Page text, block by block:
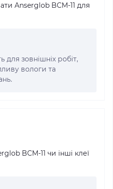
Anserglob BCM-11 для
для зовнішніх робіт,
вологи та
BCM-11 чи інші клеї